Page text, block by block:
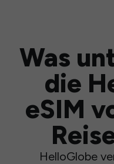
Was
die
eSIM
HelloGlobe